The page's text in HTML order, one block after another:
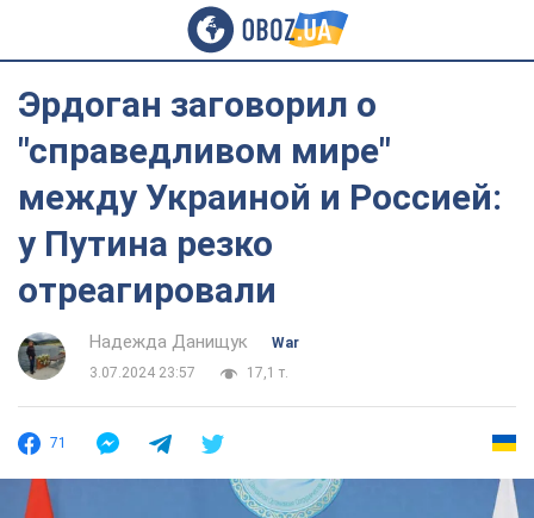
Эрдоган заговорил о
"справедливом мире"
между Украиной и Россией:
у Путина резко
отреагировали
Надежда Данищук
War
3.07.2024 23:57
17,1 т.
71